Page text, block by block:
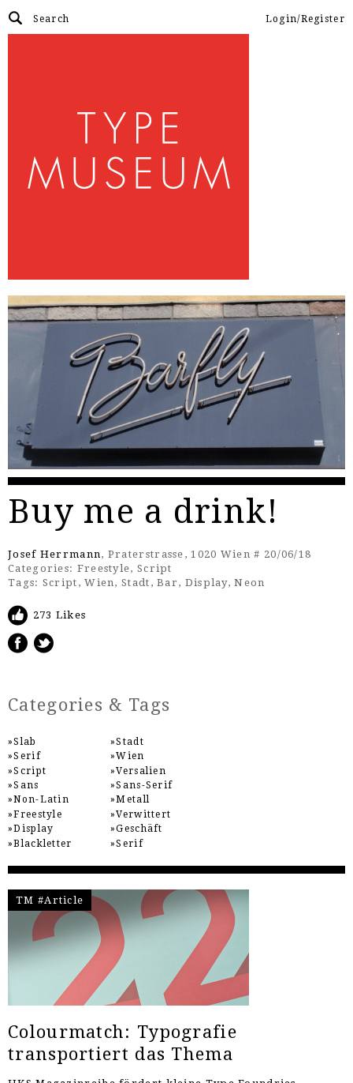
Login/Register
Buy me a drink!
Josef Herrmann , Praterstrasse, 1020 Wien # 20/06/18
Categories: Freestyle, Script
Tags: Script ,Wien ,Stadt ,Bar , Display,Neon
273 Likes
Categories & Tags
Slab
Serif
Script
Sans
Non-Latin
Freestyle
Display
Blackletter
Stadt
Wien
Versalien
Sans-Serif
Metall
Verwittert
Geschäft
Serif
TM #Article
Colourmatch: Typografie
transportiert das Thema